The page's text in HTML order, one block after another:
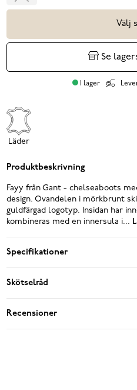
Välj
Se
I lager
Läder
Produktbeskrivning
Fayy från Gant - chelseaboots
design. Ovandelen i mörkbrunt
guldfärgad logotyp. Insidan har
kombineras med en innersula i...
Specifikationer
Skötselråd
Recensioner